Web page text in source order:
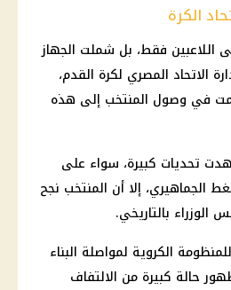
الكرة
اللاعبين فقط، بل شملت الجهاز
الاتحاد المصري لكرة القدم،
في وصول المنتخب إلى هذه
تحديات كبيرة، سواء على
الجماهيري، إلا أن المنتخب نجح
الوزراء بالتاريخي.
الكروية لمواصلة البناء
حالة كبيرة من الالتفاف